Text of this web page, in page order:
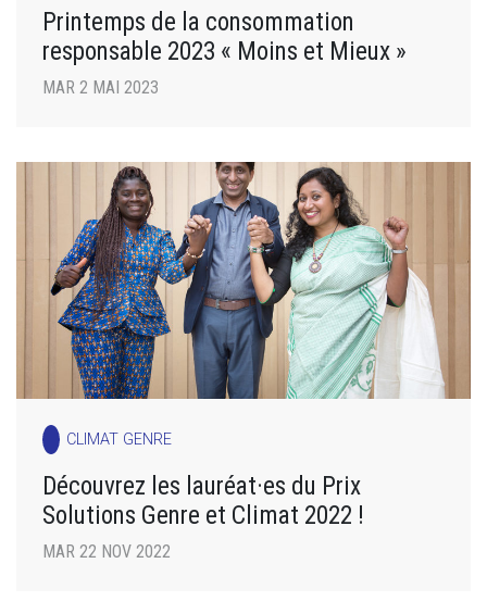
Printemps de la consommation
responsable 2023 « Moins et Mieux »
MAR 2 MAI 2023
CLIMAT GENRE
Découvrez les lauréat·es du Prix
Solutions Genre et Climat 2022 !
MAR 22 NOV 2022